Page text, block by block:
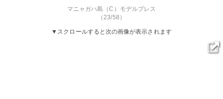
マニャガハ島（C）モデルプレス
（23/58）
▼スクロールすると次の画像が表示されます